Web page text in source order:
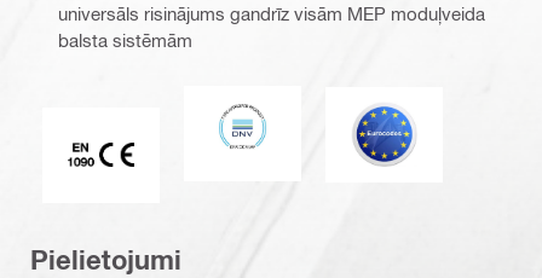
universāls risinājums gandrīz visām MEP moduļveida
balsta sistēmām
CE EN 1090 marķējums
DNV Eurocode
Pielietojumi